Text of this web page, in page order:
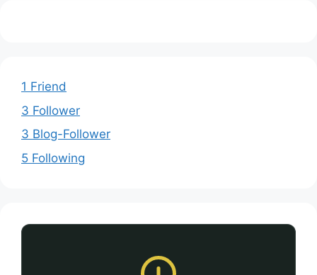
1 Friend
3 Follower
3 Blog-Follower
5 Following